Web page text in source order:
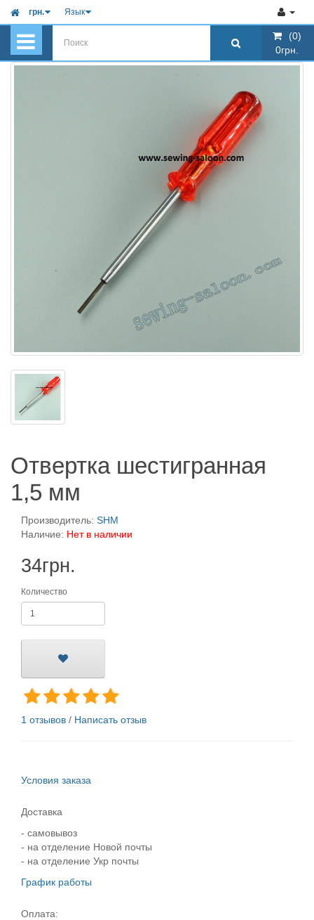
грн. Язык
(0)
0грн.
Отвертка шестигранная
1,5 мм
Производитель: SHM
Наличие: Нет в наличии
34грн.
Количество
1 отзывов / Написать отзыв
Условия заказа
Доставка
- самовывоз
- на отделение Новой почты
- на отделение Укр почты
График работы
Оплата: